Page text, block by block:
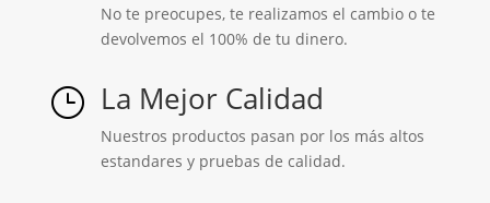
No te preocupes, te realizamos el cambio o te
devolvemos el 100% de tu dinero.
} La Mejor Calidad
Nuestros productos pasan por los más altos
estandares y pruebas de calidad.